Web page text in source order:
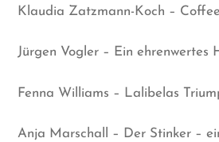
Klaudia Zatzmann-Koch –
Jürgen Vogler – Ein ehrenwertes
Fenna Williams – Lalibelas
Anja Marschall – Der Stinker –